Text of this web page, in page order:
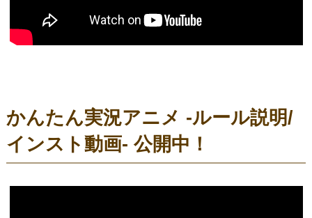
かんたん実況アニメ -ルール説明/
インスト動画- 公開中！